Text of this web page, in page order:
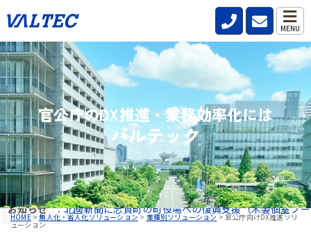
MENU
HOME>無人化・省人化ソリューション> 業種別ソリューション >官公庁向けDX推進ソリ
ューション
官公庁のDX推進・業務効率化には
バルテック
お知らせ ：北國新聞に志賀町の町役場への復興支援（木製個室ブー